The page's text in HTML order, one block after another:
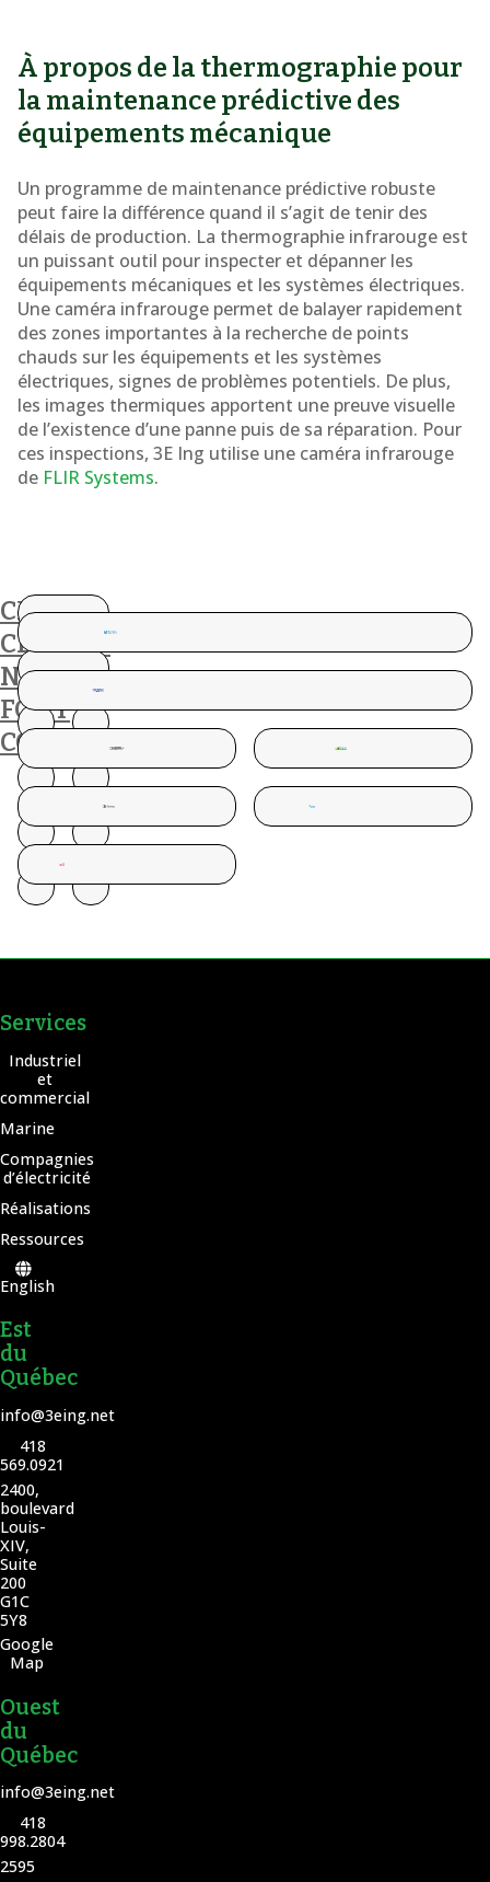
À propos de la thermographie pour
la maintenance prédictive des
équipements mécanique
Un programme de maintenance prédictive robuste
peut faire la différence quand il s’agit de tenir des
délais de production. La thermographie infrarouge est
un puissant outil pour inspecter et dépanner les
équipements mécaniques et les systèmes électriques.
Une caméra infrarouge permet de balayer rapidement
des zones importantes à la recherche de points
chauds sur les équipements et les systèmes
électriques, signes de problèmes potentiels. De plus,
les images thermiques apportent une preuve visuelle
de l’existence d’une panne puis de sa réparation. Pour
ces inspections, 3E Ing utilise une caméra infrarouge
de FLIR Systems.
CES
CLIENTS
NOUS
FONT
CONFIANCE
Services
Industriel
et
commercial
Marine
Compagnies
d’électricité
Réalisations
Ressources
English
Est
du
Québec
info@3eing.net
418
569.0921
2400,
boulevard
Louis-
XIV,
Suite
200
G1C
5Y8
Google
Map
Ouest
du
Québec
info@3eing.net
418
998.2804
2595